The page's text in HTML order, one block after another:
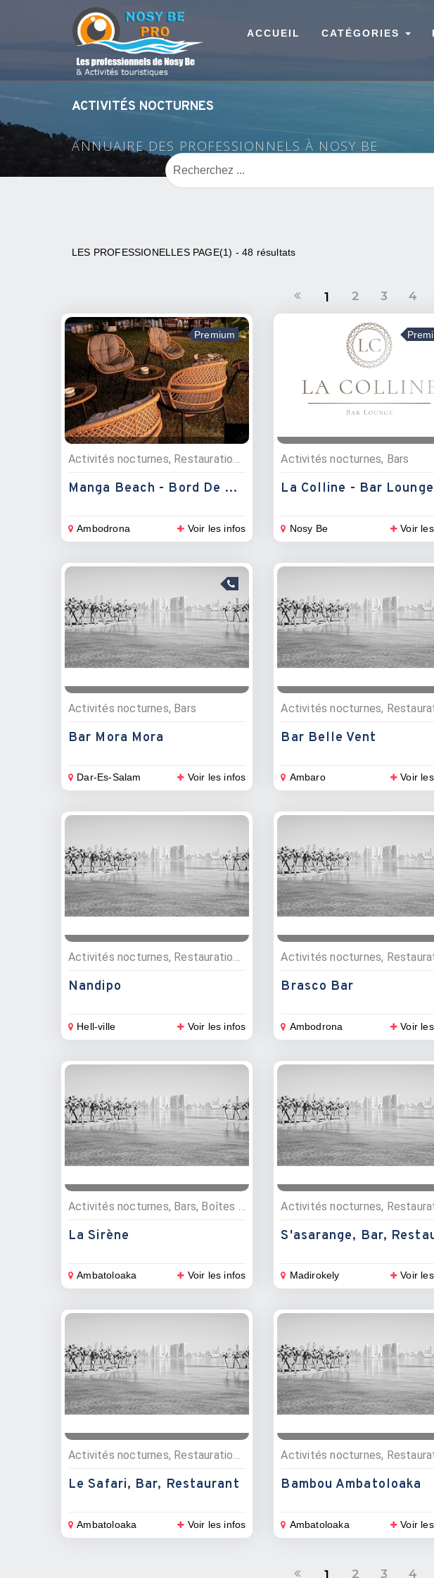
ACCUEIL CATÉGORIES
ACTIVITÉS NOCTURNES
ANNUAIRE DES PROFESSIONNELS À NOSY BE
LES PROFESSIONELLES PAGE(1) - 48 résultats
1 2 3 4
Premium
Activités nocturnes, Restauration , Snacks, Bars, Evénementiels, Restaurants
Manga Beach - Bord De Plage
Ambodrona Voir les infos
Activités nocturnes, Bars
La Colline - Bar Lounge
Nosy Be Voir
Activités nocturnes, Bars
Bar Mora Mora
Dar-Es-Salam Voir les infos
Bar Belle Vent
Ambaro Voir
Activités nocturnes, Restauration , Bars, Restaurants
Nandipo
Hell-ville Voir les infos
Brasco Bar
Ambodrona Voir
La Sirène
Ambatoloaka Voir les infos Madirokely Voir
Activités nocturnes, Restauration , Bars, Restaurants
Le Safari, Bar, Restaurant
Ambatoloaka Voir les infos
Bambou Ambatoloaka
Ambatoloaka Voir
1 2 3 4